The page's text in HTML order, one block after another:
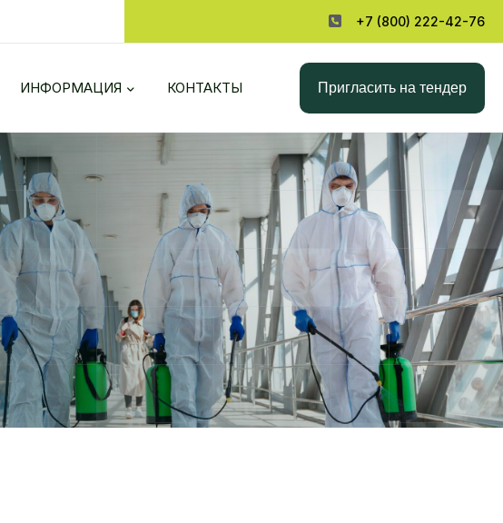
+7 (800) 222-42-76
ИНФОРМАЦИЯ КОНТАКТЫ Пригласить на тендер